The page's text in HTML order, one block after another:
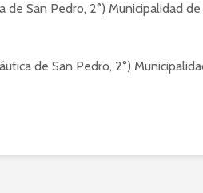
de San Pedro, 2°) Municipalidad
de San Pedro, 2°)